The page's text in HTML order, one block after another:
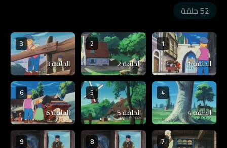
52 حلقة
1
الحلقة 1
2
الحلقة 2
3
الحلقة 3
4
الحلقة 4
5
الحلقة 5
6
الحلقة 6
7
8
9